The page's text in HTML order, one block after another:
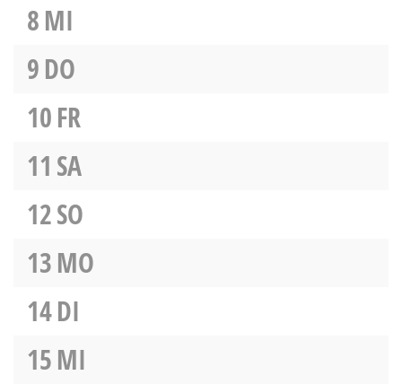
8MI
9DO
10FR
11 SA
12SO
13MO
14DI
15MI